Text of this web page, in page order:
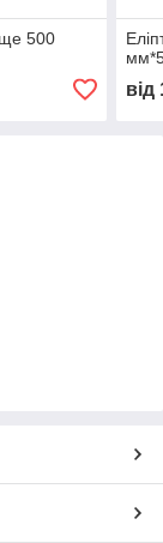
500
від